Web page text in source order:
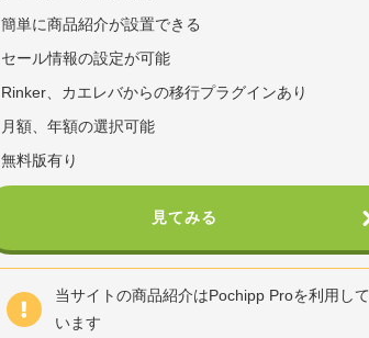
簡単に商品紹介が設置できる
セール情報の設定が可能
Rinker、カエレバからの移行プラグインあり
月額、年額の選択可能
無料版有り
見てみる
当サイトの商品紹介はPochipp Proを利用して
います